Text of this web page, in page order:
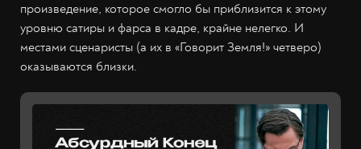
произведение, которое смогло бы приблизится к этому
уровню сатиры и фарса в кадре, крайне нелегко. И
местами сценаристы (а их в «Говорит Земля!» четверо)
оказываются близки.